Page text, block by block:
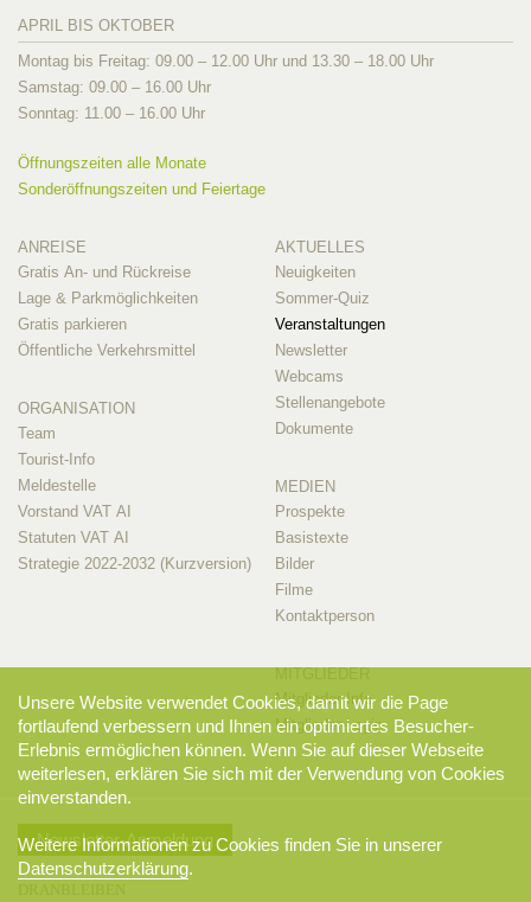
APRIL BIS OKTOBER
Montag bis Freitag: 09.00 – 12.00 Uhr und 13.30 – 18.00 Uhr
Samstag: 09.00 – 16.00 Uhr
Sonntag: 11.00 – 16.00 Uhr
Öffnungszeiten alle Monate
Sonderöffnungszeiten und Feiertage
ANREISE
Gratis An- und Rückreise
Lage & Parkmöglichkeiten
Gratis parkieren
Öffentliche Verkehrsmittel
ORGANISATION
Team
Tourist-Info
Meldestelle
Vorstand VAT AI
Statuten VAT AI
Strategie 2022-2032 (Kurzversion)
AKTUELLES
Neuigkeiten
Sommer-Quiz
Veranstaltungen
Newsletter
Webcams
Stellenangebote
Dokumente
MEDIEN
Prospekte
Basistexte
Bilder
Filme
Kontaktperson
MITGLIEDER
Mitglieder-Info
Mitglieder-Login
Newsletter-Anmeldung
Unsere Website verwendet Cookies, damit wir die Page
fortlaufend verbessern und Ihnen ein optimiertes Besucher-
Erlebnis ermöglichen können. Wenn Sie auf dieser Webseite
weiterlesen, erklären Sie sich mit der Verwendung von Cookies
einverstanden.
Weitere Informationen zu Cookies finden Sie in unserer
Datenschutzerklärung.